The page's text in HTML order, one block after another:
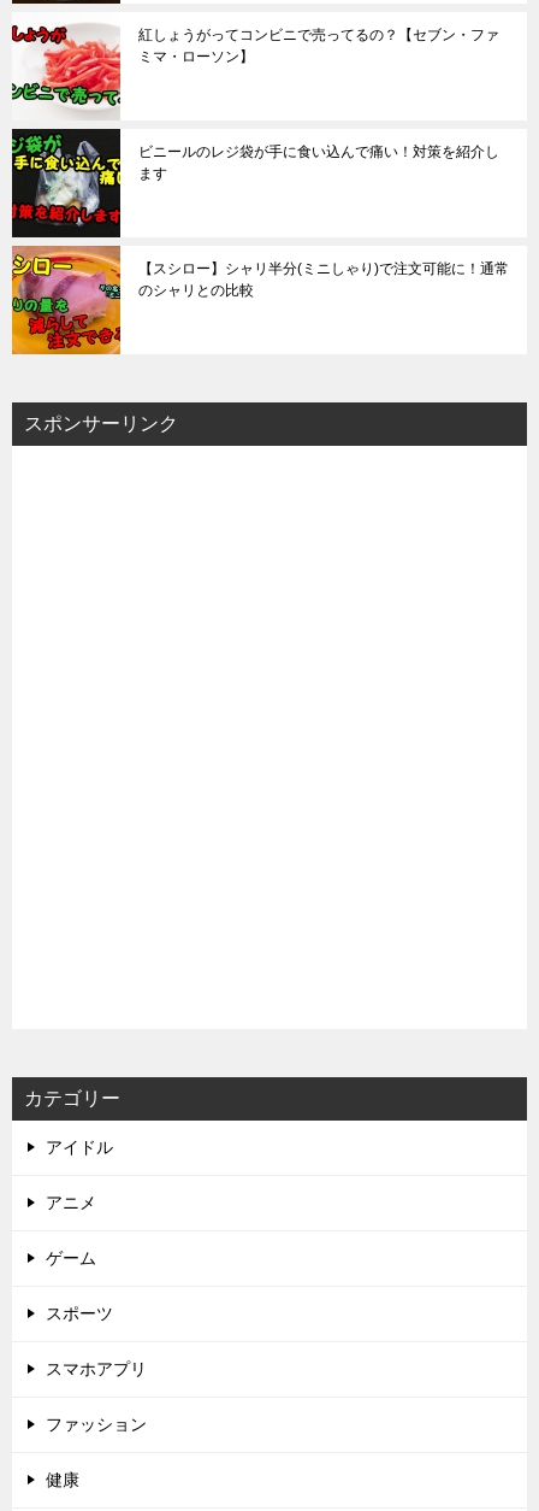
紅しょうがってコンビニで売ってるの？【セブン・ファ
ミマ・ローソン】
ビニールのレジ袋が手に食い込んで痛い！対策を紹介し
ます
【スシロー】シャリ半分(ミニしゃり)で注文可能に！通常
のシャリとの比較
スポンサーリンク
カテゴリー
アイドル
アニメ
ゲーム
スポーツ
スマホアプリ
ファッション
健康